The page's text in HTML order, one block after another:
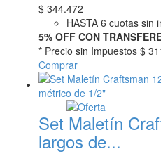
$ 344.472
HASTA 6 cuotas sin
5% OFF CON
* Precio sin Impuestos $
Comprar
Set Maletín
largos de...